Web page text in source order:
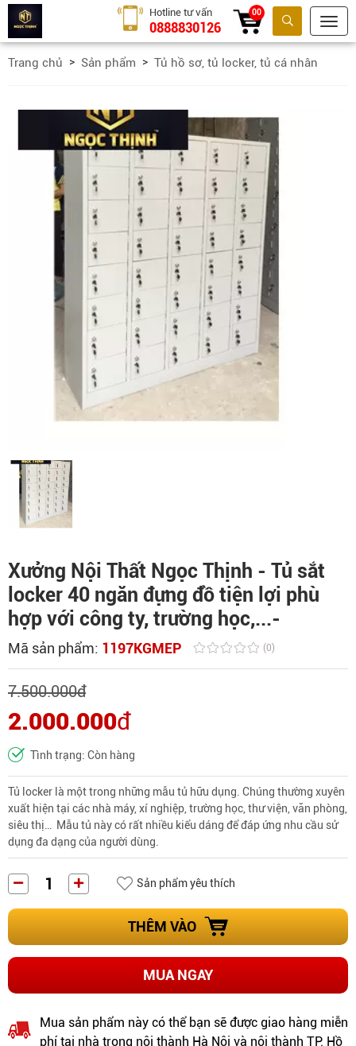
Tìm kiếm
Hotline tư vấn
0888830126
00
Trang chủ Sản phẩm Tủ hồ sơ, tủ locker, tủ cá nhân
Xưởng Nội Thất Ngọc Thịnh - Tủ sắt
locker 40 ngăn đựng đồ tiện lợi phù
hợp với công ty, trường học,...-
Mã sản phẩm: 1197KGMEP (0)
7.500.000đ
2.000.000đ
Tình trạng: Còn hàng
Tủ locker là một trong những mẫu tủ hữu dụng. Chúng thường xuyên
xuất hiện tại các nhà máy, xí nghiệp, trường học, thư viện, văn phòng,
siêu thị… Mẫu tủ này có rất nhiều kiểu dáng để đáp ứng nhu cầu sử
dụng đa dạng của người dùng.
Sản phẩm yêu thích
THÊM VÀO
MUA NGAY
Mua sản phẩm này có thể bạn sẽ được giao hàng miễn
phí tại nhà trong nội thành Hà Nội và nội thành TP. Hồ